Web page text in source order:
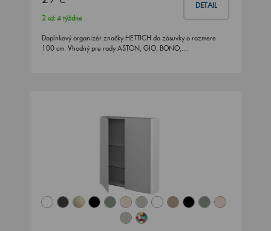
DETAIL
2 až 4 týždne
Doplnkový organizér značky HETTICH do zásuvky o rozmere
100 cm. Vhodný pre rady ASTON, GIO, BONO,…